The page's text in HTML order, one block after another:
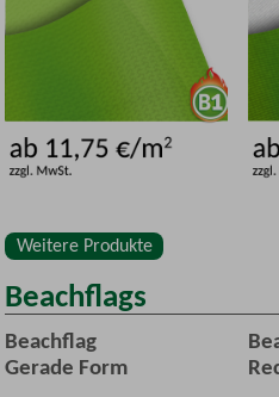
Weitere Produkte
Beachflags
Beachflag
Gerade Form